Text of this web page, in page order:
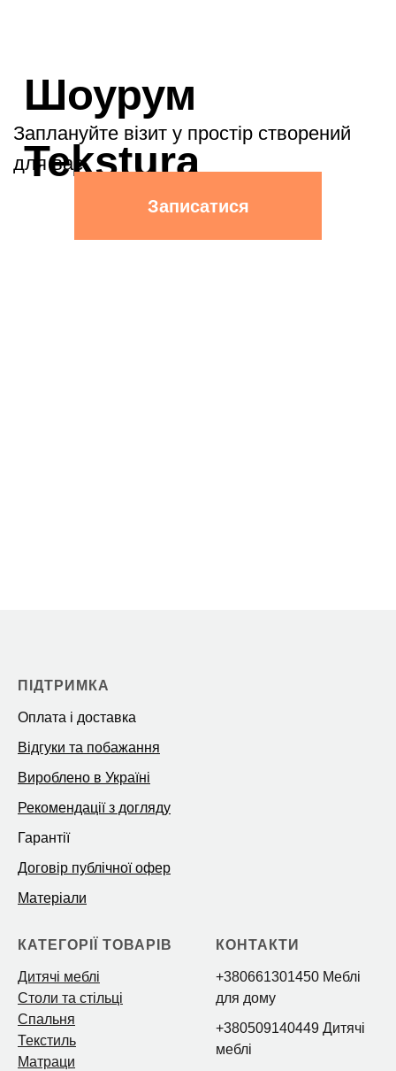
ПІДТРИМКА
Оплата і доставка
Відгуки та побажання
Вироблено в Україні
Рекомендації з догляду
Гарантії
Договір публічної офер
Матеріали
КАТЕГОРІЇ ТОВАРІВ
Дитячі меблі
Столи та стільці
Спальня
Текстиль
Матраци
КОНТАКТИ
+380661301450 Меблі
для дому
+380509140449 Дитячі
меблі